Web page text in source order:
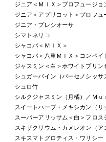
ジニア＜ＭＩＸ＞プロフュージョ
ジニア＜アプリコット＞プロフュ
ジニア・プレシオーサ
シマトネリコ
シャコバ＜ＭＩＸ＞
シャコバ＜八重ＭＩＸ＞コンペイ
ジャスミン＜白＞ホワイトプリン
シュガーバイン（パーセノシッサ
シュロ竹
シルクジャスミン（月橘）／Ｍｕ
スイートハーブ・メキシカン（リ
スーパーアリッサム＜白＞フロス
スキザクリウム・カメレオン（ア
スキスマトグロティス・ワリシー